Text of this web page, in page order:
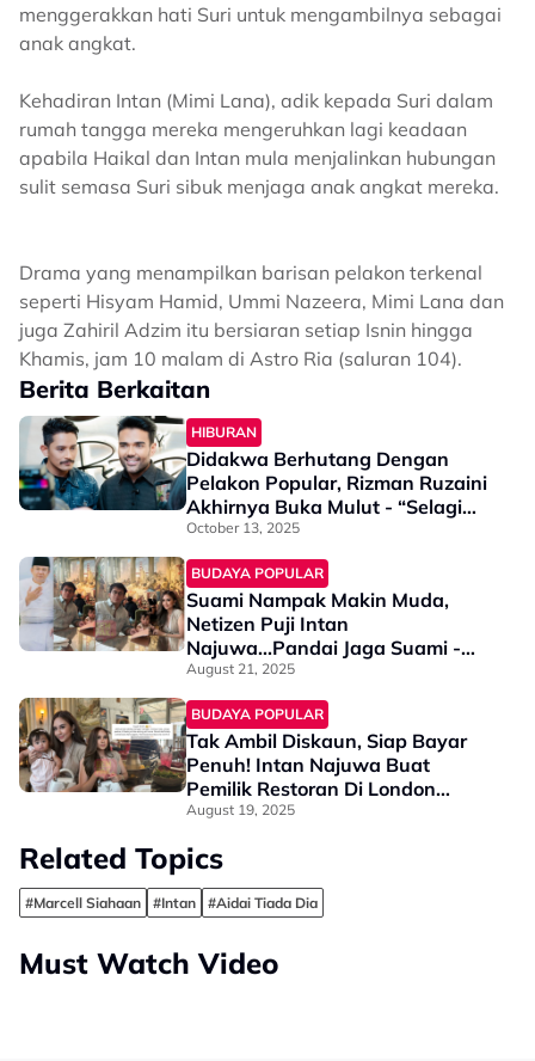
menggerakkan hati Suri untuk mengambilnya sebagai
anak angkat.
Kehadiran Intan (Mimi Lana), adik kepada Suri dalam
rumah tangga mereka mengeruhkan lagi keadaan
apabila Haikal dan Intan mula menjalinkan hubungan
sulit semasa Suri sibuk menjaga anak angkat mereka.
Drama yang menampilkan barisan pelakon terkenal
seperti Hisyam Hamid, Ummi Nazeera, Mimi Lana dan
juga Zahiril Adzim itu bersiaran setiap Isnin hingga
Khamis, jam 10 malam di Astro Ria (saluran 104).
Berita Berkaitan
HIBURAN
Didakwa Berhutang Dengan
Pelakon Popular, Rizman Ruzaini
Akhirnya Buka Mulut - “Selagi
Dia Tak Sebut Nama…”
October 13, 2025
BUDAYA POPULAR
Suami Nampak Makin Muda,
Netizen Puji Intan
Najuwa...Pandai Jaga Suami -
“Dulu Nampak Old School
Sangat…”
August 21, 2025
BUDAYA POPULAR
Tak Ambil Diskaun, Siap Bayar
Penuh! Intan Najuwa Buat
Pemilik Restoran Di London
Sebak – ‘Dia Bukan Sahaja
August 19, 2025
Related Topics
#Marcell Siahaan #Intan #Aidai Tiada Dia
Must Watch Video